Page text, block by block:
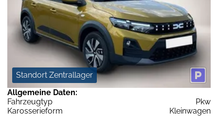
Standort Zentrallager
Allgemeine Daten:
Fahrzeugtyp
Pkw
Karosserieform
Kleinwagen